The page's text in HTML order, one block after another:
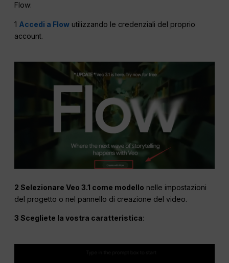
Flow:
1 Accedi a Flow utilizzando le credenziali del proprio
account.
2 Selezionare Veo 3.1 come modello nelle impostazioni
del progetto o nel pannello di creazione del video.
3 Scegliete la vostra caratteristica: